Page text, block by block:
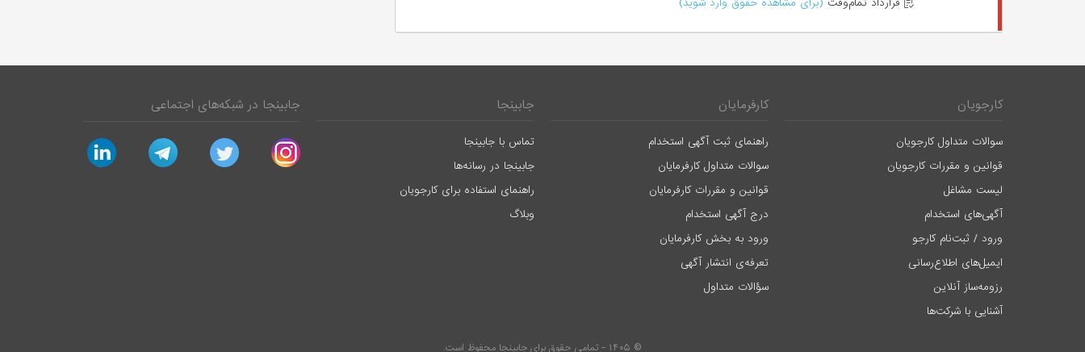
کارجویان
سوالات متداول کارجویان
قوانین و مقررات کارجویان
لیست مشاغل
آگهی‌های استخدام
ورود / ثبت‌نام کارجو
ایمیل‌های اطلاع‌رسانی
رزومه‌ساز آنلاین
آشنایی با شرکت‌ها
کارفرمایان
راهنمای ثبت آگهی استخدام
سوالات متداول کارفرمایان
قوانین و مقررات کارفرمایان
درج آگهی استخدام
ورود به بخش کارفرمایان
تعرفه‌ی انتشار آگهی
سؤالات متداول
جابینجا
تماس با جابینجا
جابینجا در رسانه‌ها
راهنمای استفاده برای کارجویان
وبلاگ
جابینجا در شبکه‌های اجتماعی
instagram
twitter
telegram
linkedin
© ۱۴۰۵ - تمامی حقوق برای جابینجا محفوظ است.